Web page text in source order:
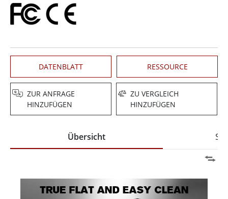
DATENBLATT RESSOURCE
ZUR ANFRAGE
HINZUFÜGEN
ZU VERGLEICH
HINZUFÜGEN
Übersicht